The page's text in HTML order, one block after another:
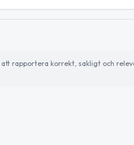
rapportera korrekt, sakligt och